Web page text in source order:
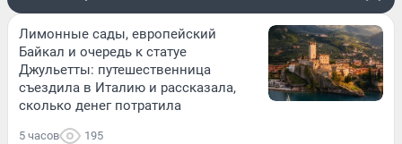
Лимонные сады, европейский
Байкал и очередь к статуе
Джульетты: путешественница
съездила в Италию и рассказала,
сколько денег потратила
5 часов 195